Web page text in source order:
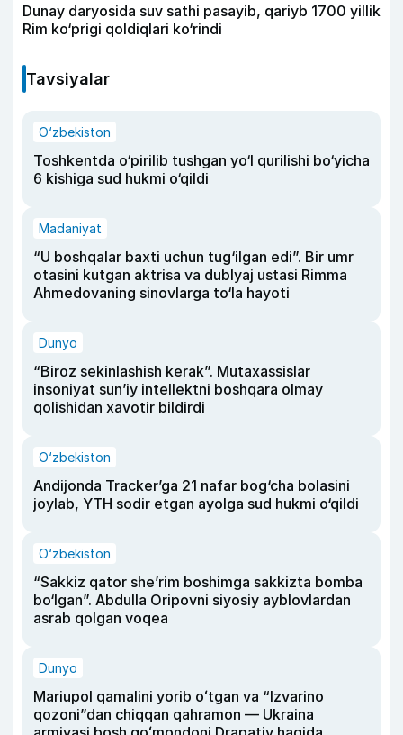
Dunay daryosida suv sathi pasayib, qariyb 1700 yillik
Rim ko‘prigi qoldiqlari ko‘rindi
Tavsiyalar
O‘zbekiston
Toshkentda o‘pirilib tushgan yo‘l qurilishi bo‘yicha
6 kishiga sud hukmi o‘qildi
Madaniyat
“U boshqalar baxti uchun tug‘ilgan edi”. Bir umr
otasini kutgan aktrisa va dublyaj ustasi Rimma
Ahmedovaning sinovlarga to‘la hayoti
Dunyo
“Biroz sekinlashish kerak”. Mutaxassislar
insoniyat sun’iy intellektni boshqara olmay
qolishidan xavotir bildirdi
O‘zbekiston
Andijonda Tracker’ga 21 nafar bog‘cha bolasini
joylab, YTH sodir etgan ayolga sud hukmi o‘qildi
O‘zbekiston
“Sakkiz qator she’rim boshimga sakkizta bomba
bo‘lgan”. Abdulla Oripovni siyosiy ayblovlardan
asrab qolgan voqea
Dunyo
Mariupol qamalini yorib oʻtgan va “Izvarino
qozoni”dan chiqqan qahramon — Ukraina